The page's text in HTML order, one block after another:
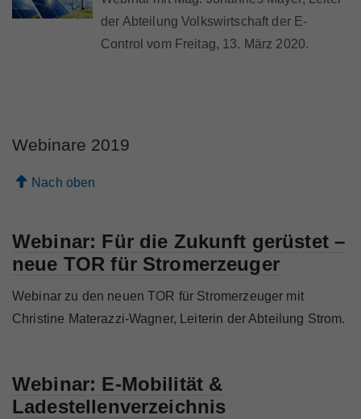
der Abteilung Volkswirtschaft der E-
Control vom Freitag, 13. März 2020.
Webinare 2019
Nach oben
Webinar: Für die Zukunft gerüstet –
neue TOR für Stromerzeuger
Webinar zu den neuen TOR für Stromerzeuger mit
Christine Materazzi-Wagner, Leiterin der Abteilung Strom.
Webinar: E-Mobilität &
Ladestellenverzeichnis